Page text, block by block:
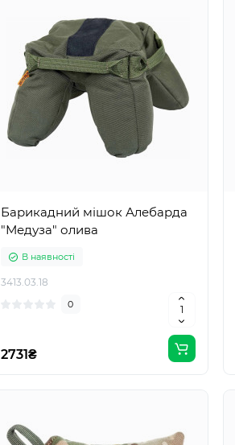
Барикадний мішок Алебарда
"Медуза" олива
В наявності
3413.03.18
0
2731₴